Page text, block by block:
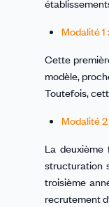
Modalité
Cette
modèle,
Toutefois,
Modalité
La
structuration
troisième
recrutement